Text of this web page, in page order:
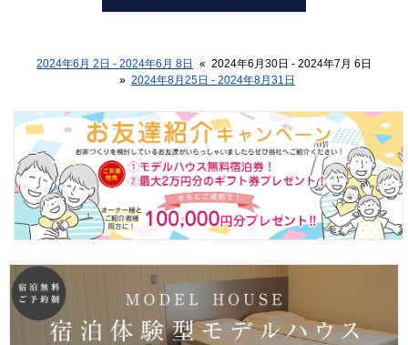
2024年6月 2日 - 2024年6月 8日 « 2024年6月30日 - 2024年7月 6日
» 2024年8月25日 - 2024年8月31日